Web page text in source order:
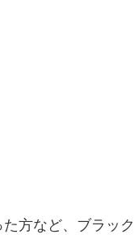
方など、ブラック